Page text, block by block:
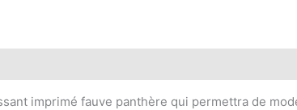
imprimé fauve panthère qui permettra de